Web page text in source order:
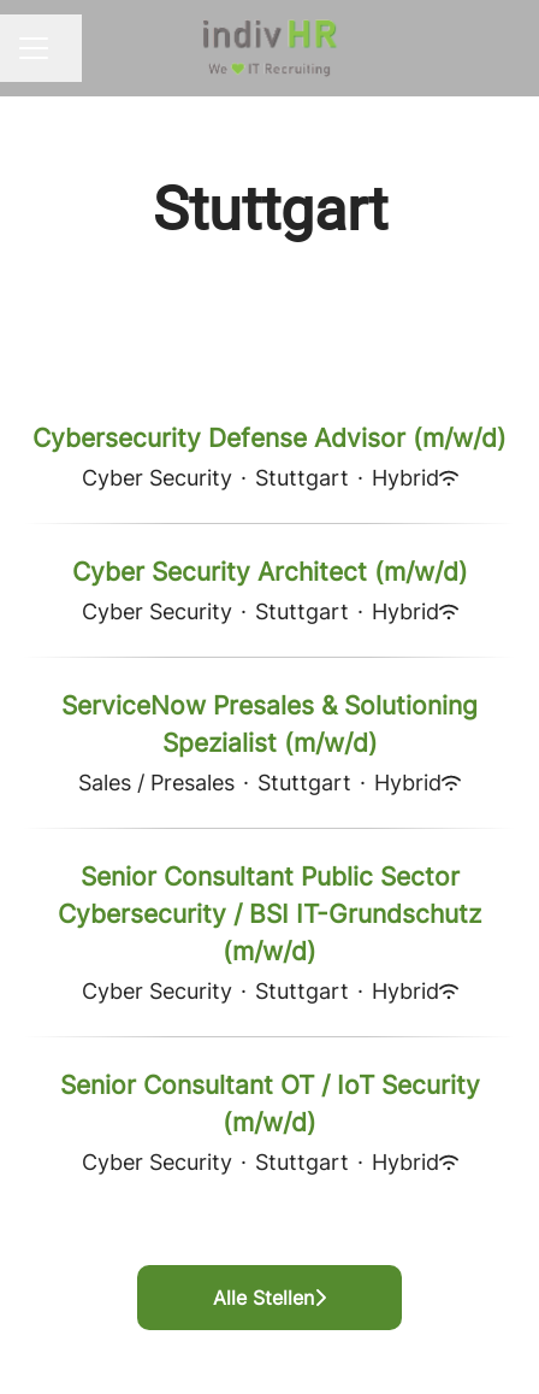
Stuttgart
Cybersecurity Defense Advisor (m/w/d)
Cyber Security · Stuttgart · Hybrid
Cyber Security Architect (m/w/d)
Cyber Security · Stuttgart · Hybrid
ServiceNow Presales & Solutioning
Spezialist (m/w/d)
Sales / Presales · Stuttgart · Hybrid
Senior Consultant Public Sector
Cybersecurity / BSI IT-Grundschutz
(m/w/d)
Cyber Security · Stuttgart · Hybrid
Senior Consultant OT / IoT Security
(m/w/d)
Cyber Security · Stuttgart · Hybrid
Alle Stellen